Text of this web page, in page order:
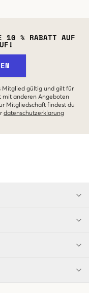
10 % RABATT AUF
Mitglied gültig und gilt für
mit anderen Angeboten
Mitgliedschaft findest du
datenschutzerklarung